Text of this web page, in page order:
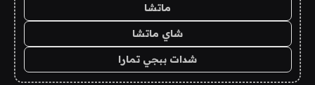
ماتشا
شاي ماتشا
شدات ببجي تمارا